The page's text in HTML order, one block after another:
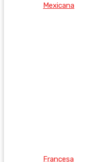
Mexicana
Francesa